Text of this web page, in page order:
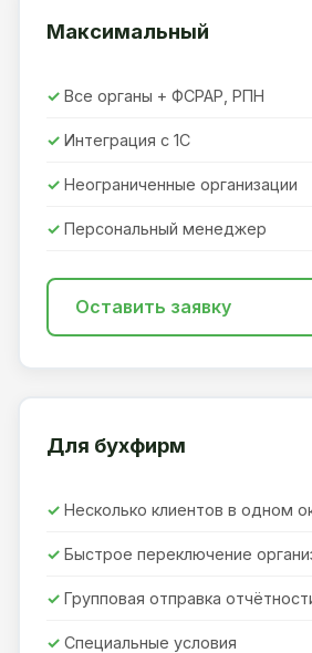
Максимальный
Все органы + ФСРАР, РПН
Интеграция с 1С
Неограниченные организации
Персональный менеджер
Оставить заявку
Для бухфирм
Несколько клиентов в одном
Быстрое переключение
Групповая отправка
Специальные условия